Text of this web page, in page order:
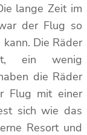
lange Zeit im
der Flug so
Die Räder
ein wenig
die Räder
Flug mit einer
sich wie das
Resort und